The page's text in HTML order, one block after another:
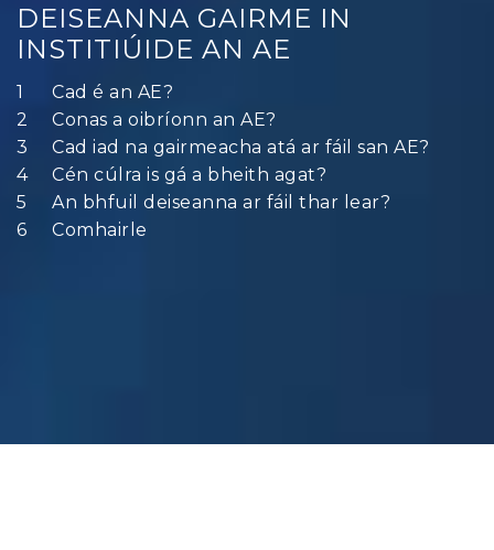
DEISEANNA GAIRME IN
INSTITIÚIDE AN AE
Cad é an AE?
Conas a oibríonn an AE?
Cad iad na gairmeacha atá ar fáil san AE?
Cén cúlra is gá a bheith agat?
An bhfuil deiseanna ar fáil thar lear?
Comhairle